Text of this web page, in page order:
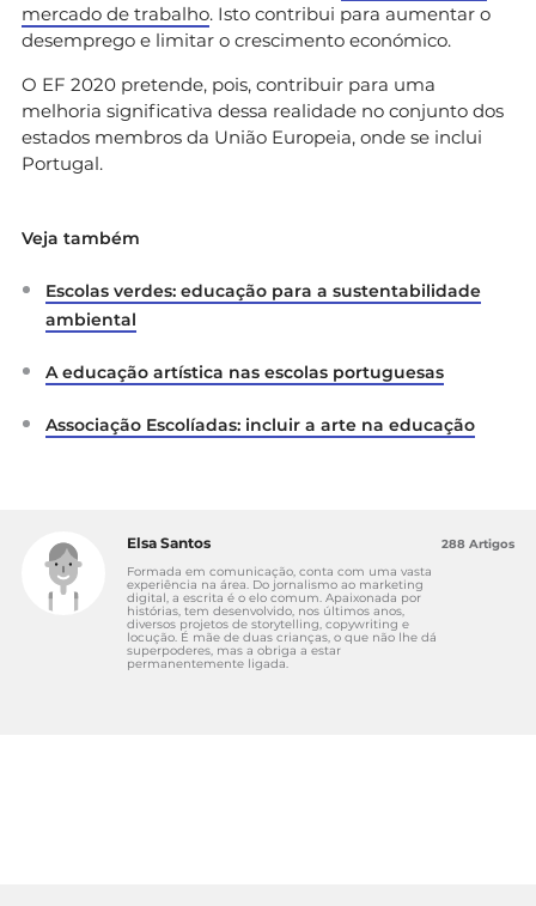
mercado de trabalho. Isto contribui para aumentar o
desemprego e limitar o crescimento económico.
O EF 2020 pretende, pois, contribuir para uma
melhoria significativa dessa realidade no conjunto dos
estados membros da União Europeia, onde se inclui
Portugal.
Veja também
Escolas verdes: educação para a sustentabilidade
ambiental
A educação artística nas escolas portuguesas
Associação Escolíadas: incluir a arte na educação
Elsa Santos
Formada em comunicação, conta com uma vasta
experiência na área. Do jornalismo ao marketing
digital, a escrita é o elo comum. Apaixonada por
histórias, tem desenvolvido, nos últimos anos,
diversos projetos de storytelling, copywriting e
locução. É mãe de duas crianças, o que não lhe dá
superpoderes, mas a obriga a estar
permanentemente ligada.
288 Artigos